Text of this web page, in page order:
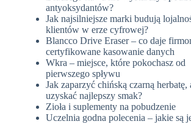
antyoksydantów?
Jak najsilniejsze marki budują
klientów w erze cyfrowej?
Blancco Drive Eraser – co daje
certyfikowane kasowanie danych
Wkra – miejsce, które pokochasz od
pierwszego spływu
Jak zaparzyć chińską czarną herbatę,
uzyskać najlepszy smak?
Zioła i suplementy na pobudzenie
Uczelnia godna polecenia – jakie są